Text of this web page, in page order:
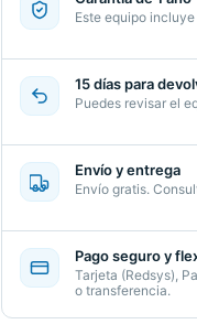
cantidad
Este equipo
15 días para
Puedes revisar el
Envío y entrega
Envío gratis.
Pago seguro y
Tarjeta (Redsys),
o transferencia.